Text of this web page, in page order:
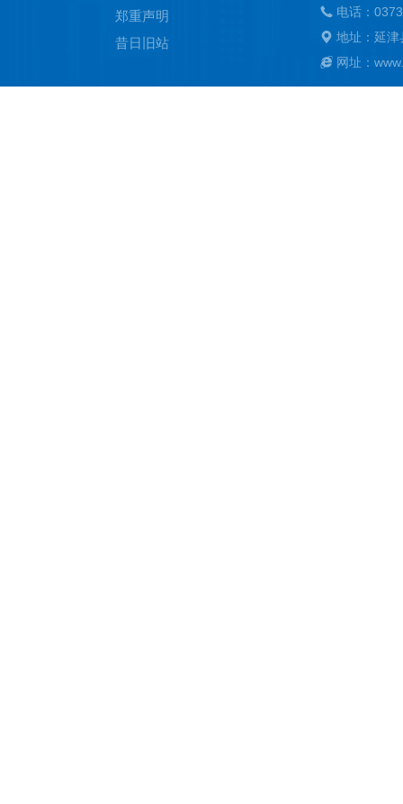
郑重声明
昔日旧站
电话：
地址：延
网址：